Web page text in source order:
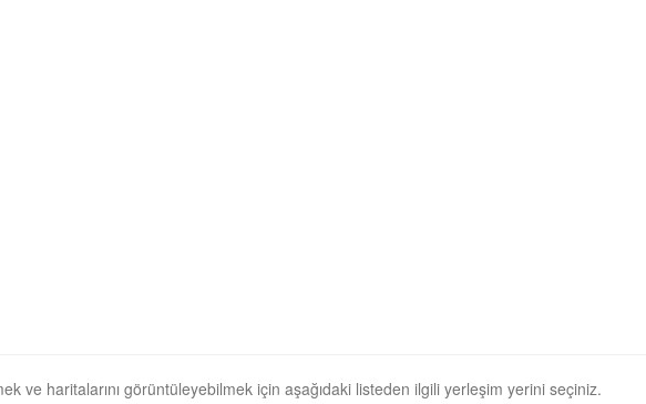
ve haritalarını görüntüleyebilmek için aşağıdaki listeden ilgili yerleşim yerini seçiniz.